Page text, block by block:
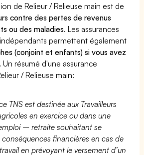
de Relieur / Relieuse main est de
contre des pertes de revenus
ou des maladies. Les assurances
permettent également
(conjoint et enfants) si vous avez
Un résumé d'une assurance
/ Relieuse main:
TNS est destinée aux Travailleurs
en exercice ou dans une
– retraite souhaitant se
financières en cas de
en prévoyant le versement d’un